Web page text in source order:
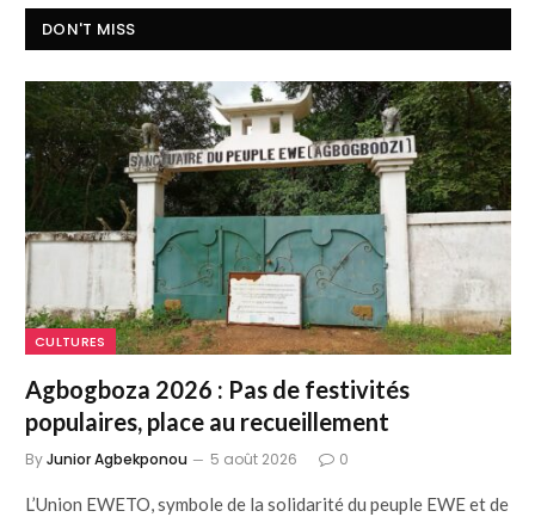
DON'T MISS
CULTURES
Agbogboza 2026 : Pas de festivités
populaires, place au recueillement
ByJunior Agbekponou 5 août 2026 0
L’Union EWETO, symbole de la solidarité du peuple EWE et de